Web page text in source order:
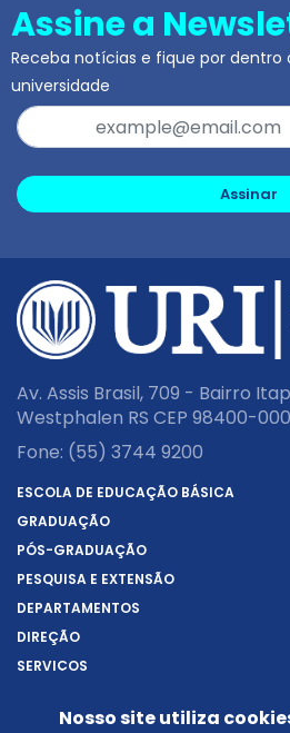
Assine a
Receba notícias e fique por
universidade
Assinar
Av. Assis Brasil, 709 - Bairro
Westphalen RS CEP 98400-000
Fone: (55) 3744 9200
ESCOLA DE EDUCAÇÃO BÁSICA
GRADUAÇÃO
PÓS-GRADUAÇÃO
PESQUISA E EXTENSÃO
DEPARTAMENTOS
DIREÇÃO
SERVIÇOS
REITORIANosso site utiliza